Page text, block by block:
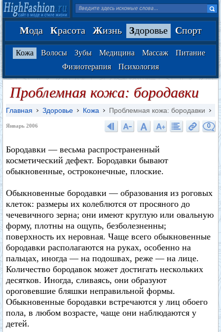
Мода Красота Жизнь Здоровье Спорт
Кожа Волосы Зубы Медицина Массаж
Питание
Физиотерапия
Психология
Проблемная кожа: бородавки
Главная Здоровье Кожа Проблемная кожа: бородавки
Январь 2006 0
Бородавки — весьма распространенный
косметический дефект. Бородавки бывают
обыкновенные, остроконечные, плоские.
Обыкновенные бородавки — образования из роговых
клеток: размеры их колеблются от просяного до
чечевичного зерна; они имеют круглую или овальную
форму, плотны на ощупь, безболезненны;
поверхность их неровная. Чаще всего обыкновенные
бородавки располагаются на руках, особенно на
пальцах, иногда — на подошвах, реже — на лице.
Количество бородавок может достигать нескольких
десятков. Иногда, сливаясь, они образуют
ороговевшие бляшки неправильной формы.
Обыкновенные бородавки встречаются у лиц обоего
пола, в любом возрасте, чаще они наблюдаются у
детей.